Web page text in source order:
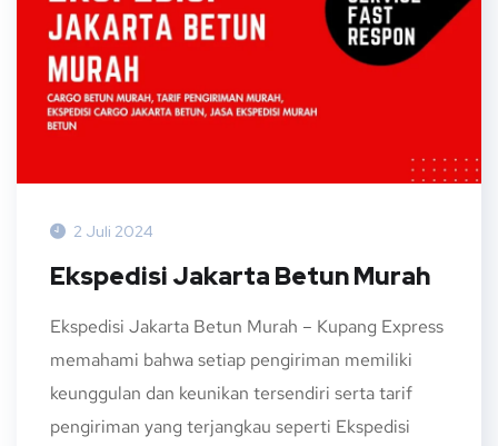
2 Juli 2024
Ekspedisi Jakarta Betun Murah
Ekspedisi Jakarta Betun Murah – Kupang Express
memahami bahwa setiap pengiriman memiliki
keunggulan dan keunikan tersendiri serta tarif
pengiriman yang terjangkau seperti Ekspedisi